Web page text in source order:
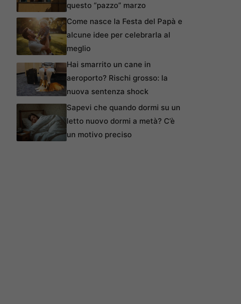
questo “pazzo” marzo
Come nasce la Festa del Papà e
alcune idee per celebrarla al
meglio
Hai smarrito un cane in
aeroporto? Rischi grosso: la
nuova sentenza shock
Sapevi che quando dormi su un
letto nuovo dormi a metà? C’è
un motivo preciso